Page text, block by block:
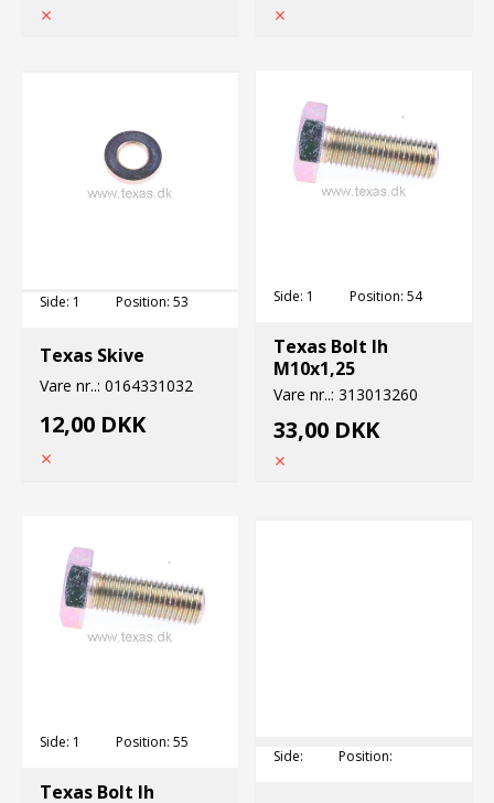
Side: 1 Position: 53
Texas Skive
Vare nr..: 0164331032
12,00 DKK
Side: 1 Position: 54
Texas Bolt lh
M10x1,25
Vare nr..: 313013260
33,00 DKK
Side: 1 Position: 55
Texas Bolt lh
Side: Position: